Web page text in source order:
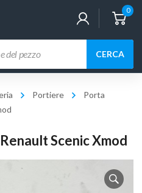
0
CERCA
Portiere
Porta
Scenic Xmod